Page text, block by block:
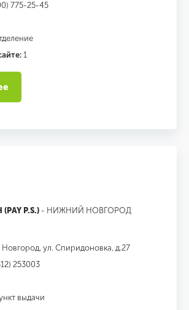
775-25-45
1
P.S.) - НИЖНИЙ НОВГОРОД
ул. Спиридоновка, д.27
253003
выдачи